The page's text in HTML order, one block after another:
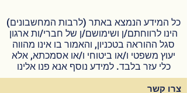
כל המידע הנמצא באתר (לרבות המחשבונים)
הינו לרווחתם/ן ושימושם/ן של חברי/ות ארגון
סגל ההוראה בטכניון, והאמור בו אינו מהווה
יעוץ משפטי ו/או ביטוחי ו/או אסמכתא, אלא
כלי עזר בלבד. למידע נוסף אנא פנו אלינו
צרו קשר